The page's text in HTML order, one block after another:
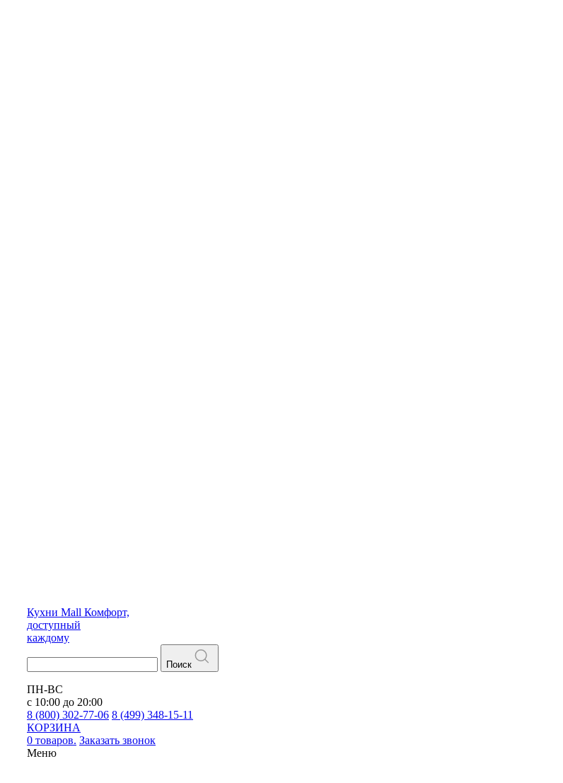
Кухни Mall Комфорт,
доступный
каждому
Поиск
ПН-ВС
с 10:00 до 20:00
8 (800) 302-77-06 8 (499) 348-15-11
КОРЗИНА
0 товаров. Заказать звонок
Меню